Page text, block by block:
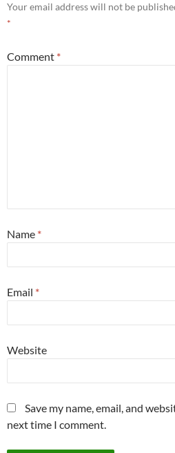
Your email address will not be
*
Comment *
Name *
Email *
Website
Save my name, email, and
next time I comment.